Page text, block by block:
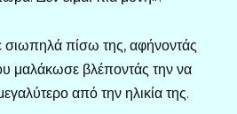
πίσω της, αφήνοντάς
μαλάκωσε βλέποντάς την να
από την ηλικία της.